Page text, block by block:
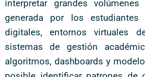
interpretar grandes
generada por los estudiantes
digitales, entornos virtuales
sistemas de gestión
algoritmos, dashboards y